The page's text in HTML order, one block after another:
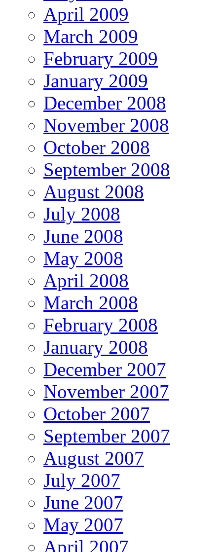
April 2009
March 2009
February 2009
January 2009
December 2008
November 2008
October 2008
September 2008
August 2008
July 2008
June 2008
May 2008
April 2008
March 2008
February 2008
January 2008
December 2007
November 2007
October 2007
September 2007
August 2007
July 2007
June 2007
May 2007
April 2007